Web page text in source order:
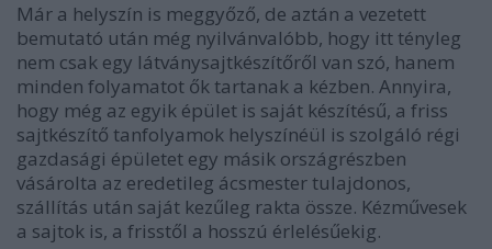
Már a helyszín is meggyőző, de aztán a vezetett
bemutató után még nyilvánvalóbb, hogy itt tényleg
nem csak egy látványsajtkészítőről van szó, hanem
minden folyamatot ők tartanak a kézben. Annyira,
hogy még az egyik épület is saját készítésű, a friss
sajtkészítő tanfolyamok helyszínéül is szolgáló régi
gazdasági épületet egy másik országrészben
vásárolta az eredetileg ácsmester tulajdonos,
szállítás után saját kezűleg rakta össze. Kézművesek
a sajtok is, a frisstől a hosszú érlelésűekig.